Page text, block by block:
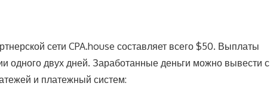
сети CPA.house составляет всего $50. Выплаты
одного двух дней. Заработанные деньги можно вывести с
и платежный систем: